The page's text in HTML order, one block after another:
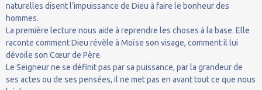
naturelles disent l’impuissance de Dieu à faire le bonheur des
hommes.
La première lecture nous aide à reprendre les choses à la base. Elle
raconte comment Dieu révèle à Moïse son visage, comment il lui
dévoile son Cœur de Père.
Le Seigneur ne se définit pas par sa puissance, par la grandeur de
ses actes ou de ses pensées, il ne met pas en avant tout ce que nous